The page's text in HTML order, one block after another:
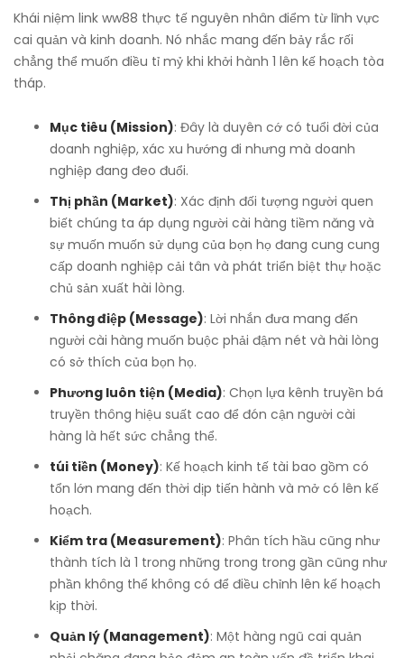
Khái niệm link ww88 thực tế nguyên nhân điểm từ lĩnh vực
cai quản và kinh doanh. Nó nhắc mang đến bảy rắc rối
chẳng thể muốn điều tỉ mỷ khi khởi hành 1 lên kế hoạch tòa
tháp.
Mục tiêu (Mission): Đây là duyên cớ có tuổi đời của
doanh nghiệp, xác xu hướng đi nhưng mà doanh
nghiệp đang đeo đuổi.
Thị phần (Market): Xác định đối tượng người quen
biết chúng ta áp dụng người cài hàng tiềm năng và
sự muốn muốn sử dụng của bọn họ đang cung cung
cấp doanh nghiệp cải tân và phát triển biệt thự hoặc
chủ sản xuất hài lòng.
Thông điệp (Message): Lời nhắn đưa mang đến
người cài hàng muốn buộc phải đậm nét và hài lòng
có sở thích của bọn họ.
Phương luôn tiện (Media): Chọn lựa kênh truyền bá
truyền thông hiệu suất cao để đón cận người cài
hàng là hết sức chẳng thể.
túi tiền (Money): Kế hoạch kinh tế tài bao gồm có
tổn lớn mang đến thời dịp tiến hành và mở có lên kế
hoạch.
Kiểm tra (Measurement): Phân tích hầu cũng như
thành tích là 1 trong những trong trong gần cũng như
phần không thể không có để điều chỉnh lên kế hoạch
kịp thời.
Quản lý (Management): Một hàng ngũ cai quản